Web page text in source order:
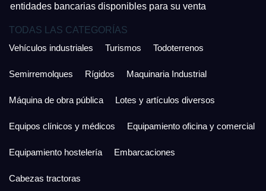
entidades bancarias disponibles para su venta
TODAS LAS CATEGORÍAS
Vehículos industriales
Turismos Todoterrenos
Semirremolques Rígidos Maquinaria Industrial
Máquina de obra pública Lotes y artículos diversos
Equipos clínicos y médicos Equipamiento oficina y comercial
Equipamiento hostelería Embarcaciones
Cabezas tractoras